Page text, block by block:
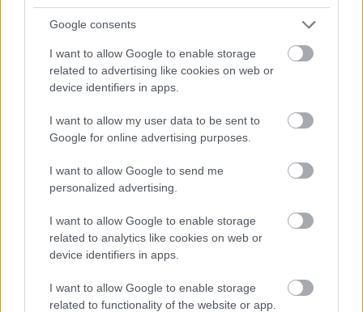
Google consents
I want to allow Google to enable storage
related to advertising like cookies on web or
device identifiers in apps.
I want to allow my user data to be sent to
Google for online advertising purposes.
I want to allow Google to send me
personalized advertising.
I want to allow Google to enable storage
related to analytics like cookies on web or
device identifiers in apps.
I want to allow Google to enable storage
related to functionality of the website or app.
τον Speed πως οι Έλληνες έχουν αντιγράψει το
τζατζίκι (vid)
Βαγγέλης Μαρινάκης: Έδωσε 28,5
εκατομμύρια για τα sites του Ευαγγελάτου και
«Μην το ξαναπατήσεις ποτέ»: Το κουμπί στο
αυτοκίνητο που “κοιμίζει” τον εγκέφαλό σου –
Γιατρός προειδοποιεί
ΔΙΑΒΑΣΕ ΑΚΟΜΗ:
πληρώνεις ή παντρεύεσαι» (vid)